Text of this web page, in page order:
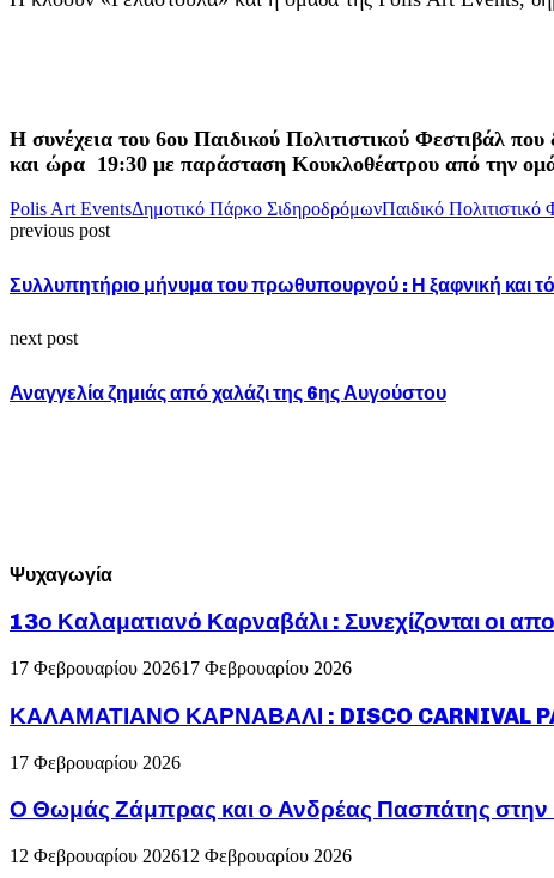
Η συνέχεια του 6ου Παιδικού Πολιτιστικού Φεστιβάλ
και ώρα 19:30 με παράσταση Κουκλοθέατρου από την
Polis Art EventsΔημοτικό Πάρκο ΣιδηροδρόμωνΠαιδικό
previous post
Συλλυπητήριο μήνυμα του πρωθυπουργού : Η ξαφνική και
next post
Αναγγελία ζημιάς από χαλάζι της 6ης Αυγούστου
Ψυχαγωγία
13ο Καλαματιανό Καρναβάλι : Συνεχίζονται οι
17 Φεβρουαρίου 202617 Φεβρουαρίου 2026
ΚΑΛΑΜΑΤΙΑΝΟ ΚΑΡΝΑΒΑΛΙ : DISCO CARNIVAL
17 Φεβρουαρίου 2026
Ο Θωμάς Ζάμπρας και ο Ανδρέας Πασπάτης
12 Φεβρουαρίου 202612 Φεβρουαρίου 2026